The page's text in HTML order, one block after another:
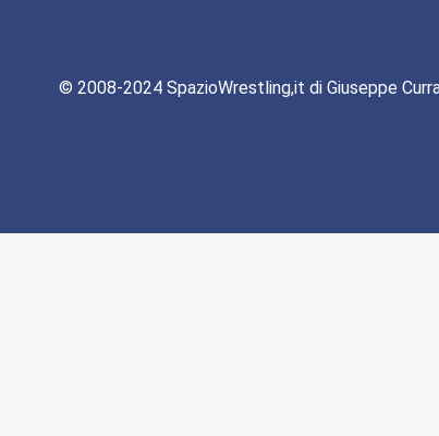
© 2008-2024 SpazioWrestling,it di Giuseppe